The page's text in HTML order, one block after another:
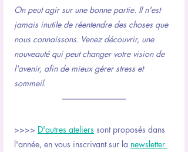
On peut agir sur une bonne partie. Il n'est
jamais inutile de réentendre des choses que
nous connaissons. Venez découvrir, une
nouveauté qui peut changer votre vision de
l'avenir, afin de mieux gérer stress et
sommeil.
>>>> D'autres ateliers sont proposés dans
l'année, en vous inscrivant sur la newsletter